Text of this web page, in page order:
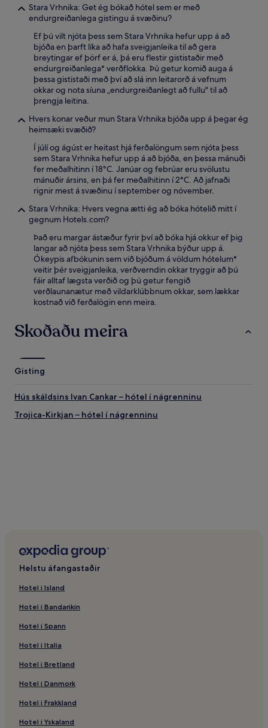
Stara Vrhnika: Get ég bókað hótel sem er með
endurgreiðanlega gistingu á svæðinu?
Ef þú vilt njóta þess sem Stara Vrhnika hefur upp á að
bjóða en þarft líka að hafa sveigjanleika til að gera
breytingar ef þörf er á, þá eru flestir gististaðir með
endurgreiðanlega* verðflokka. Þú getur komið auga á
þessa gististaði með því að slá inn leitarorð á vefnum
okkar og nota síuna „endurgreiðanlegt að fullu" til að
þrengja leitina.
Hvers konar veður mun Stara Vrhnika bjóða upp á þegar ég
heimsæki svæðið?
Í júlí og ágúst er heitast hjá ferðalöngum sem njóta þess
sem Stara Vrhnika hefur upp á að bjóða, en þessa mánuði
fer meðalhitinn í 18°C. Janúar og febrúar eru svölustu
mánuðir ársins, en þá fer meðalhitinn í 2°C. Að jafnaði
rignir mest á svæðinu í september og nóvember.
Stara Vrhnika: Hvers vegna ætti ég að bóka hótelið mitt í
gegnum Hotels.com?
Það eru margar ástæður fyrir því að bóka hjá okkur ef þig
langar að njóta þess sem Stara Vrhnika býður upp á.
Ókeypis afbókunin sem við bjóðum á völdum hótelum*
veitir þér sveigjanleika, verðverndin okkar tryggir að þú
fáir alltaf lægsta verðið og þú getur fengið
verðlaunanætur með vildarklúbbnum okkar, sem lækkar
kostnað við ferðalögin enn meira.
Skoðaðu meira
Gisting
Hús skáldsins Ivan Cankar – hótel í nágrenninu
Trojica-Kirkjan – hótel í nágrenninu
Helstu áfangastaðir
Hotel i Island
Hotel i Bandarikin
Hotel i Spann
Hotel i Italia
Hotel i Bretland
Hotel i Danmork
Hotel i Frakkland
Hotel i Yskaland